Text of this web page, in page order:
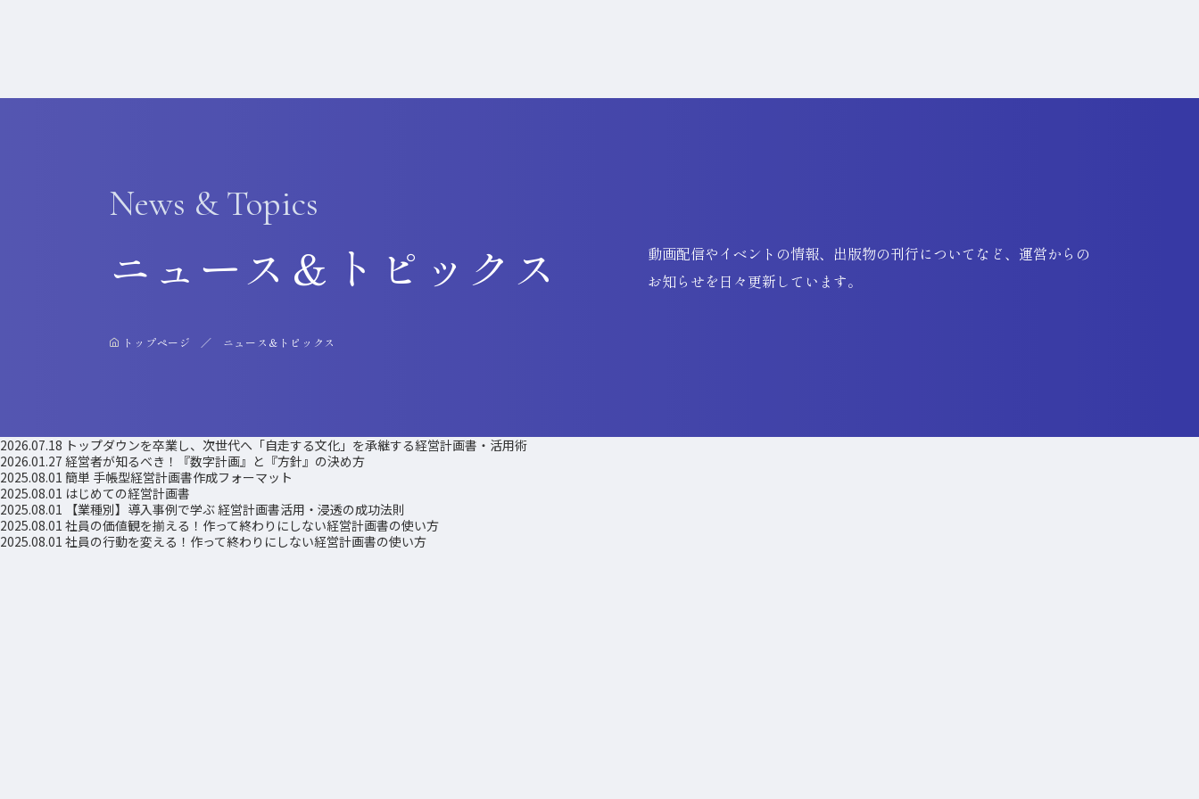
News & Topics
ニュース＆トピックス
トップページ ニュース＆トピックス
動画配信やイベントの情報、出版物の刊行についてなど、運営からの
お知らせを日々更新しています。
2026.07.18 トップダウンを卒業し、次世代へ「自走する文化」を承継する経営計画書・活用術
2026.01.27 経営者が知るべき！『数字計画』と『方針』の決め方
2025.08.01 簡単 手帳型経営計画書作成フォーマット
2025.08.01 はじめての経営計画書
2025.08.01
【業種別】導入事例で学ぶ 経営計画書活用・浸透の成功法則
2025.08.01 社員の価値観を揃える！作って終わりにしない経営計画書の使い方
2025.08.01 社員の行動を変える！作って終わりにしない経営計画書の使い方